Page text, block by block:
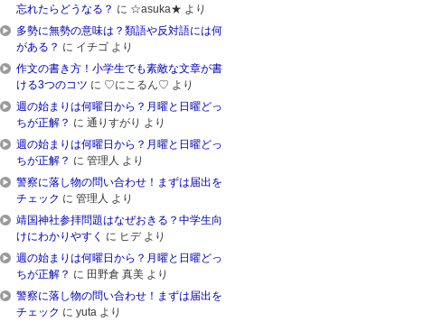
忘れたらどうなる？ に ☆asuka★ より
多勢に無勢の意味は？類語や反対語には何
がある？ に イチゴ より
作文の書き方！小学生でも素敵な文章が書
ける3つのコツ に ♡にこるん♡ より
週の始まりは何曜日から？月曜と日曜どっ
ちが正解？ に 通りすがり より
週の始まりは何曜日から？月曜と日曜どっ
ちが正解？ に 管理人 より
警察に落し物の問い合わせ！まずは届出を
チェック に 管理人 より
靖国神社参拝問題はなぜおきる？中学生向
けにわかりやすく に ヒデ より
週の始まりは何曜日から？月曜と日曜どっ
ちが正解？ に 田野倉 真美 より
警察に落し物の問い合わせ！まずは届出を
チェック に yuta より